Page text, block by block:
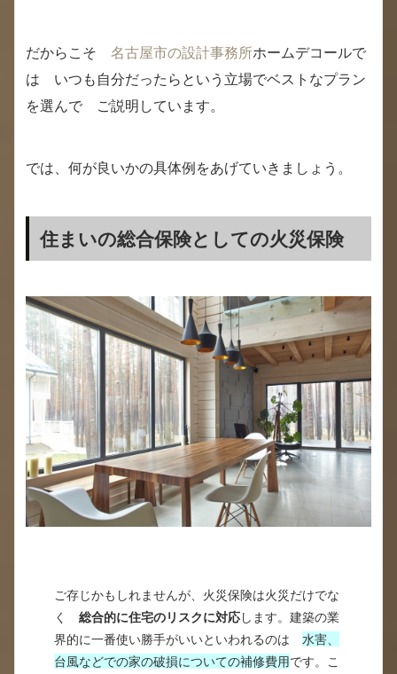
だからこそ 名古屋市の設計事務所ホームデコールで
は いつも自分だったらという立場でベストなプラン
を選んで ご説明しています。
では、何が良いかの具体例をあげていきましょう。
住まいの総合保険としての火災保険
ご存じかもしれませんが、火災保険は火災だけでな
く 総合的に住宅のリスクに対応します。建築の業
界的に一番使い勝手がいいといわれるのは 水害、
台風などでの家の破損についての補修費用です。こ